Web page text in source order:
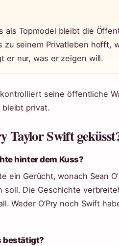
als Topmodel bleibt die
zu seinem Privatleben hofft,
er nur, was er zeigen will.
kontrolliert seine öffentliche
bleibt privat.
Taylor Swift
hinter dem Kuss?
ein Gerücht, wonach Sean
soll. Die Geschichte
Weder O’Pry noch Swift
bestätigt?